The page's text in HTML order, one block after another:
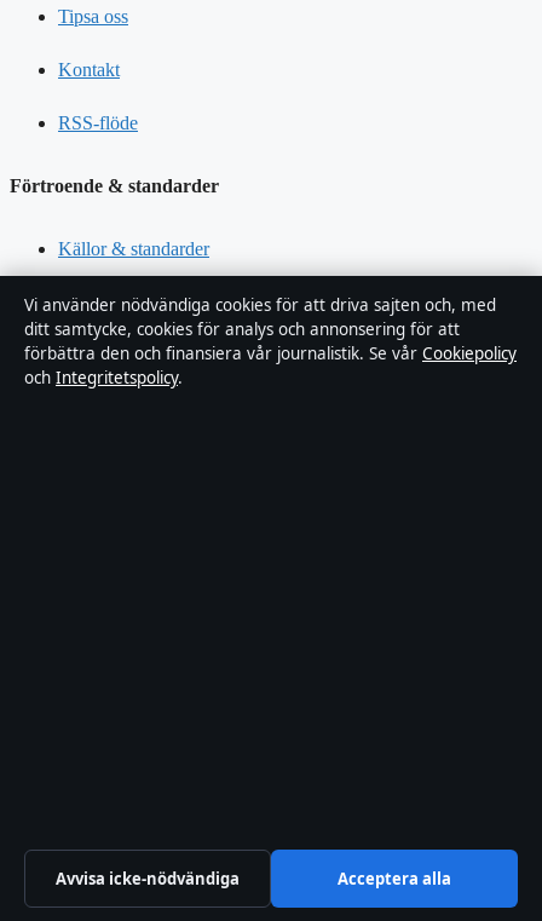
Tipsa oss
Kontakt
RSS-flöde
Förtroende & standarder
Källor & standarder
Redaktionell policy
Rättelsepolicy
Vi använder nödvändiga cookies för att driva sajten och, med
ditt samtycke, cookies för analys och annonsering för att
förbättra den och finansiera vår journalistik. Se vår Cookiepolicy
och Integritetspolicy.
Avvisa icke-nödvändiga Acceptera alla
WorldRSS